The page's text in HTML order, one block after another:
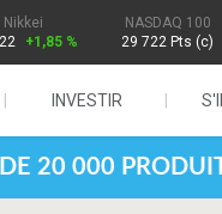
Nikkei
+1,85 %
NASDAQ 100
29 722 Pts (c)
INVESTIR
DE 20 000